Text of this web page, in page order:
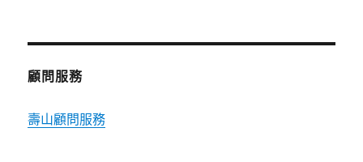
顧問服務
壽山顧問服務